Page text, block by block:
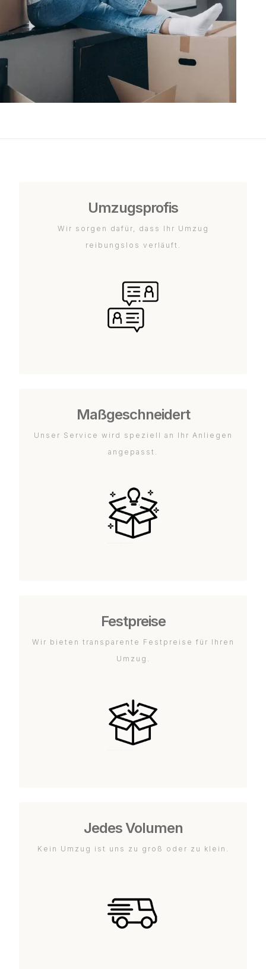
Umzugsprofis
Wir sorgen dafür, dass Ihr Umzug
reibungslos verläuft.
Maßgeschneidert
Unser Service wird speziell an Ihr Anliegen
angepasst.
Festpreise
Wir bieten transparente Festpreise für Ihren
Umzug.
Jedes Volumen
Kein Umzug ist uns zu groß oder zu klein.